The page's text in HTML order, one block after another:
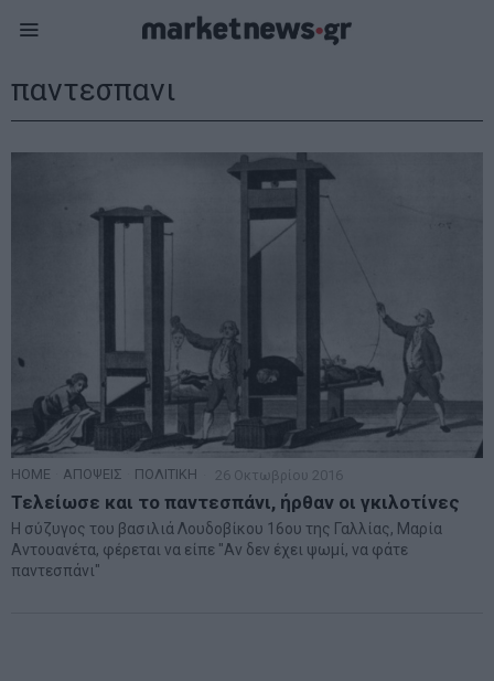
παντεσπανι
HOME ΑΠΟΨΕΙΣ ΠΟΛΙΤΙΚΗ 26 Οκτωβρίου 2016
Τελείωσε και το παντεσπάνι, ήρθαν οι γκιλοτίνες
Η σύζυγος του βασιλιά Λουδοβίκου 16ου της Γαλλίας, Μαρία
Αντουανέτα, φέρεται να είπε "Αν δεν έχει ψωμί, να φάτε
παντεσπάνι"